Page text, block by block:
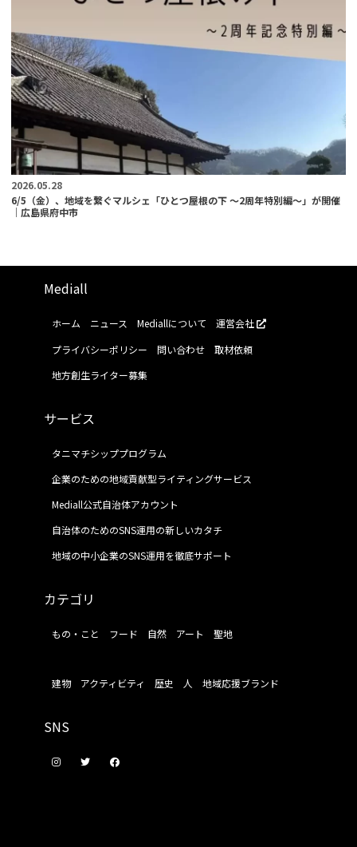
2026.05.28
6/5（金）、地域を繋ぐマルシェ「ひとつ屋根の下 ～2周年特別編～」が開催
｜広島県府中市
Mediall
ホーム ニュース Mediallについて
運営会社
プライバシーポリシー
問い合わせ
取材依頼
地方創生ライター募集
サービス
タニマチシッププログラム
企業のための地域貢献型ライティングサービス
Mediall公式自治体アカウント
自治体のためのSNS運用の新しいカタチ
地域の中小企業のSNS運用を徹底サポート
カテゴリ
もの・こと フード 自然 アート 聖地
建物 アクティビティ 歴史 人 地域応援ブランド
SNS